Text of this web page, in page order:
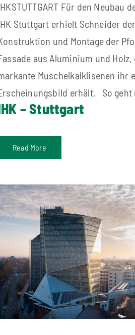
Für den Neubau
Stuttgart erhielt Schneider
und Montage der
aus Aluminium und
Muschelkalklisenen ihr
erhält. So
– Stuttgart
Read More